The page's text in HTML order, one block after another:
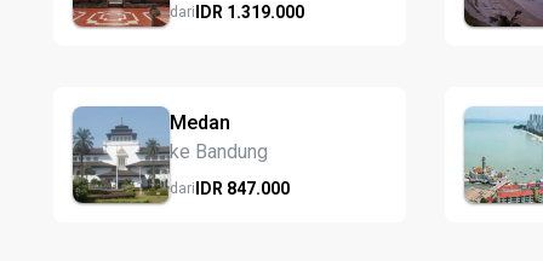
dariIDR 1.319.000
Medan
ke Bandung
dariIDR 847.000